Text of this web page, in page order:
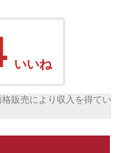
いいね
販売により収入を得てい